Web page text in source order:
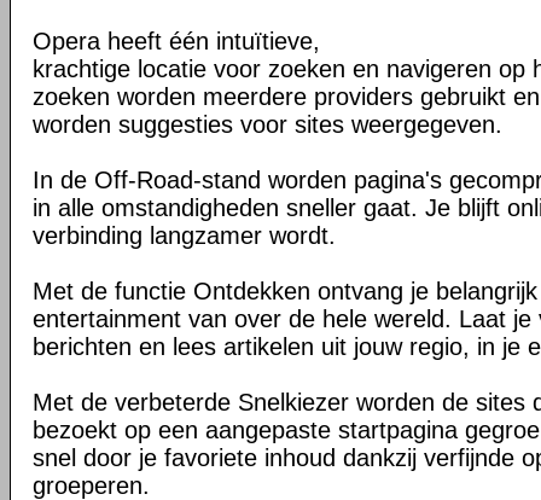
Opera heeft één intuïtieve,
krachtige locatie voor zoeken en navigeren op
zoeken worden meerdere providers gebruikt
worden suggesties voor sites weergegeven.
In de Off-Road-stand worden pagina's
in alle omstandigheden sneller gaat. Je blijft
verbinding langzamer wordt.
Met de functie Ontdekken ontvang je
entertainment van over de hele wereld. Laat je
berichten en lees artikelen uit jouw regio, in je
Met de verbeterde Snelkiezer worden de sites
bezoekt op een aangepaste startpagina
snel door je favoriete inhoud dankzij verfijnde
groeperen.